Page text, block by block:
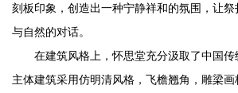
刻板印象，创造出一种宁静祥和的氛围，让祭
与自然的对话。
在建筑风格上，怀思堂充分汲取了中国传
主体建筑采用仿明清风格，飞檐翘角，雕梁